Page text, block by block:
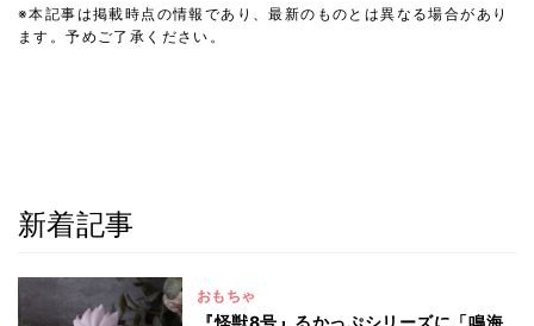
※本記事は掲載時点の情報であり、最新のものとは異なる場合があり
ます。予めご了承ください。
新着記事
おもちゃ
『怪獣8号』るかっぷシリーズに「鳴海